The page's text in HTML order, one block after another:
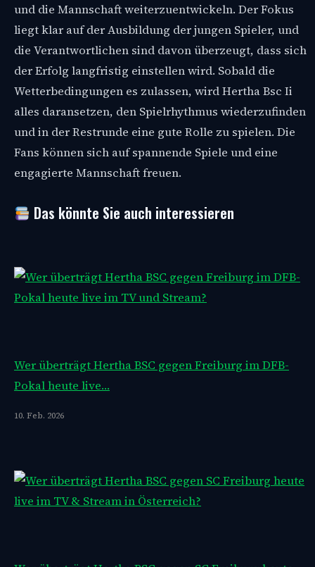
und die Mannschaft weiterzuentwickeln. Der Fokus
liegt klar auf der Ausbildung der jungen Spieler, und
die Verantwortlichen sind davon überzeugt, dass sich
der Erfolg langfristig einstellen wird. Sobald die
Wetterbedingungen es zulassen, wird Hertha Bsc Ii
alles daransetzen, den Spielrhythmus wiederzufinden
und in der Restrunde eine gute Rolle zu spielen. Die
Fans können sich auf spannende Spiele und eine
engagierte Mannschaft freuen.
Das könnte Sie auch interessieren
Wer überträgt Hertha BSC gegen Freiburg im DFB-
Pokal heute live…
10. Feb. 2026